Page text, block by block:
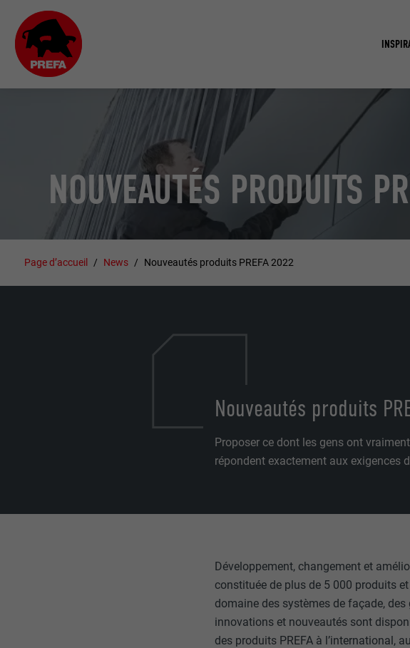
NOUVEAUTÉS PRODUITS
Page d’accueil News Nouveautés produits PREFA 2022
Nouveautés produits
Proposer ce dont les gens ont
répondent exactement aux exigences
Développement, changement et
constituée de plus de 5 000 produits
domaine des systèmes de façade,
innovations et nouveautés sont
des produits PREFA à l’international,